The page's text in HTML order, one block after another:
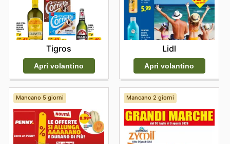
Tigros
Apri volantino
Lidl
Apri volantino
Mancano 5 giorni Mancano 2 giorni